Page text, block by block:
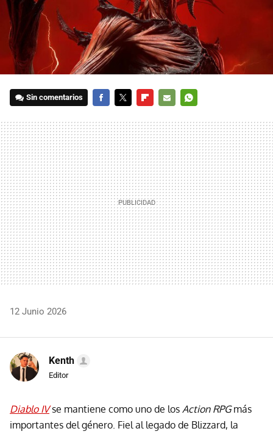
Sin comentarios
MAIL
12 Junio 2026
Kenth
Editor
Diablo IVse mantiene como uno de los Action RPGmás
importantes del género. Fiel al legado de Blizzard, la